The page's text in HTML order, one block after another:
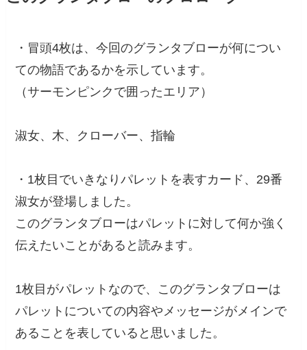
・冒頭4枚は、今回のグランタブローが何につい
ての物語であるかを示しています。
（サーモンピンクで囲ったエリア）
淑女、木、クローバー、指輪
・1枚目でいきなりパレットを表すカード、29番
淑女が登場しました。
このグランタブローはパレットに対して何か強く
伝えたいことがあると読みます。
1枚目がパレットなので、このグランタブローは
パレットについての内容やメッセージがメインで
あることを表していると思いました。